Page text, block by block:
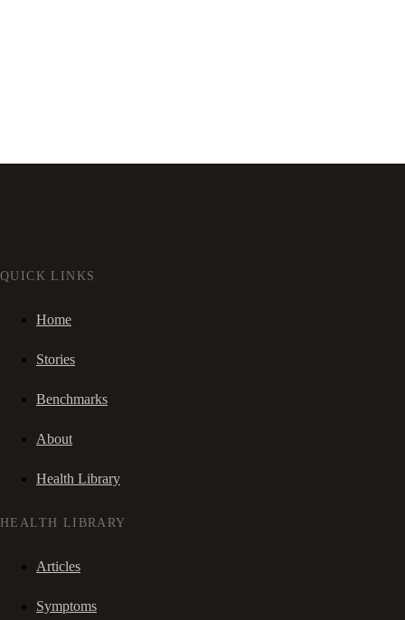
QUICK LINKS
Home
Stories
Benchmarks
About
Health Library
HEALTH LIBRARY
Articles
Symptoms